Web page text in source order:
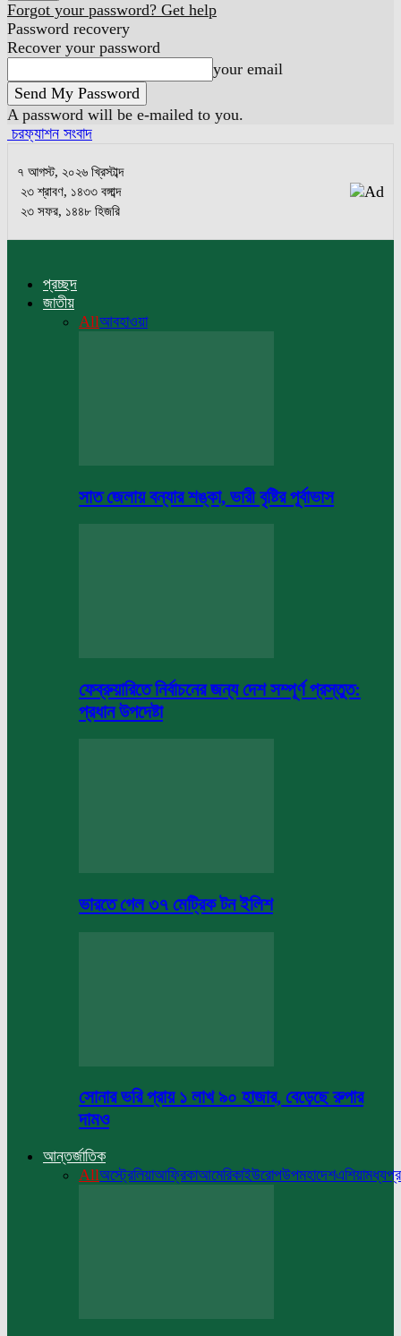
Forgot your password? Get help
Password recovery
Recover your password
your email
A password will be e-mailed to you.
চরফ্যাশন সংবাদ
৭ আগস্ট, ২০২৬ খ্রিস্টাব্দ
২৩ শ্রাবণ, ১৪৩৩ বঙ্গাব্দ
২৩ সফর, ১৪৪৮ হিজরি
প্রচ্ছদ
জাতীয়
Allআবহাওয়া
সাত জেলায় বন্যার শঙ্কা, ভারী বৃষ্টির পূর্বাভাস
ফেব্রুয়ারিতে নির্বাচনের জন্য দেশ সম্পূর্ণ প্রস্তুত:
প্রধান উপদেষ্টা
ভারতে গেল ৩৭ মেট্রিক টন ইলিশ
সোনার ভরি প্রায় ১ লাখ ৯০ হাজার, বেড়েছে রুপার
দামও
আন্তর্জাতিক
Allঅস্ট্রেলিয়াআফ্রিকাআমেরিকাইউরোপউপমহাদেশএশিয়া